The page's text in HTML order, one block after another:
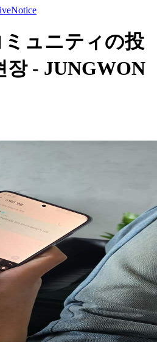
Notice
ュニティの投
장 - JUNGWON